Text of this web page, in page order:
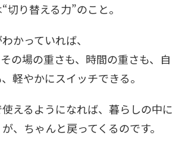
切り替える力”のこと。
かっていれば、
の場の重さも、時間の重さも、自
軽やかにスイッチできる。
えるようになれば、暮らしの中に
、ちゃんと戻ってくるのです。